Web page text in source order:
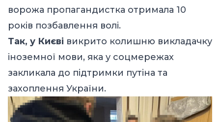
ворожа пропагандистка отримала 10
років позбавлення волі.
Так, у Києві викрито колишню викладачку
іноземної мови, яка у соцмережах
закликала до підтримки путіна та
захоплення України.